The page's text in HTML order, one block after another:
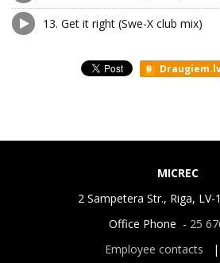
13. Get it right (Swe-X club mix)
MICREC
2 Sampetera Str., Riga, LV-
Office Phone - 25
Employee contacts |